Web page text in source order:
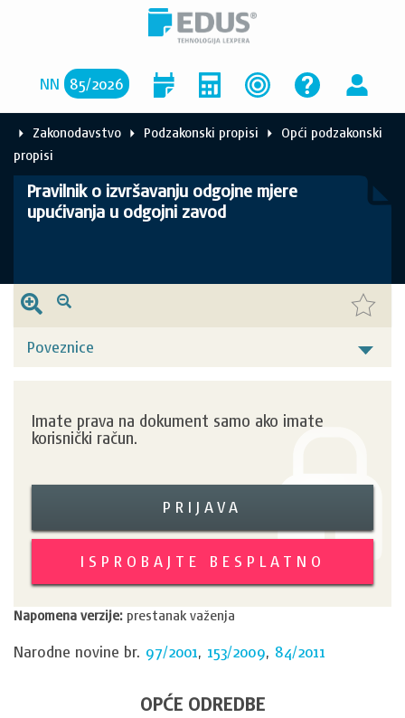
NN 85/2026
Zakonodavstvo Podzakonski propisi
Opći podzakonski
propisi
Pravilnik o izvršavanju odgojne mjere
upućivanja u odgojni zavod
Poveznice
Imate prava na dokument samo ako imate
korisnički račun.
PRIJAVA
ISPROBAJTE BESPLATNO
Napomena verzije: prestanak važenja
Narodne novine br. 97/2001, 153/2009, 84/2011
OPĆE ODREDBE